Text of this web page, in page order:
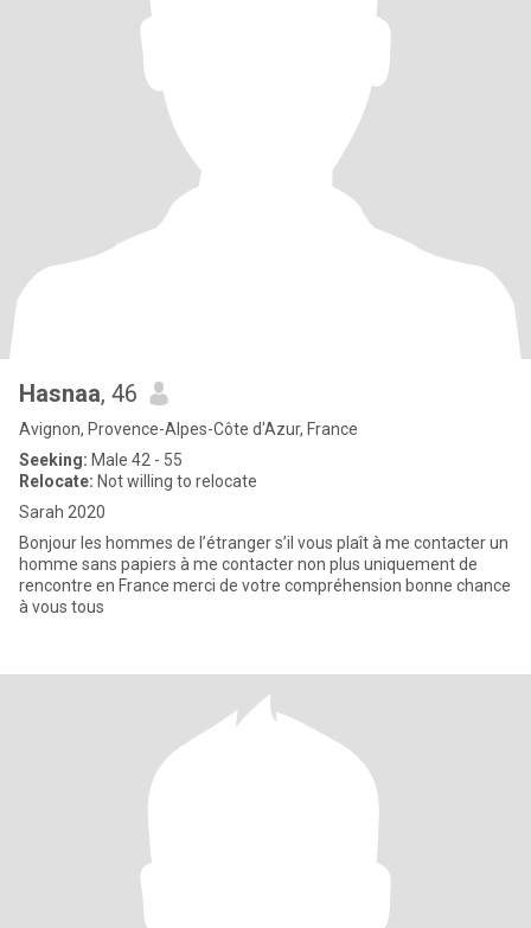
Hasnaa, 46
Avignon, Provence-Alpes-Côte d'Azur, France
Seeking: Male 42 - 55
Relocate: Not willing to relocate
Sarah 2020
Bonjour les hommes de l’étranger s’il vous plaît à me contacter un
homme sans papiers à me contacter non plus uniquement de
rencontre en France merci de votre compréhension bonne chance
à vous tous